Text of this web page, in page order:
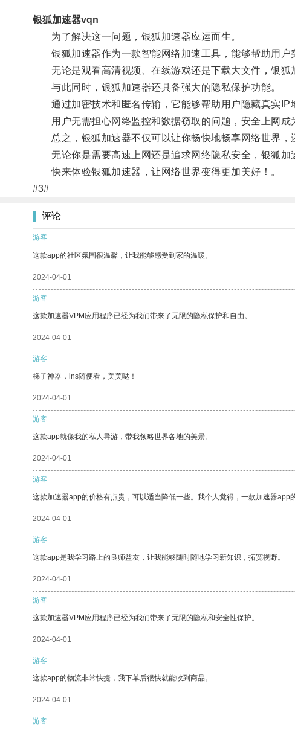
银狐加速器vqn
为了解决这一问题，银狐加速器应运而生。
银狐加速器作为一款智能网络加速工具，能够帮助用户
无论是观看高清视频、在线游戏还是下载大文件，银狐
与此同时，银狐加速器还具备强大的隐私保护功能。
通过加密技术和匿名传输，它能够帮助用户隐藏真实IP
用户无需担心网络监控和数据窃取的问题，安全上网成
总之，银狐加速器不仅可以让你畅快地畅享网络世界，
无论你是需要高速上网还是追求网络隐私安全，银狐加
快来体验银狐加速器，让网络世界变得更加美好！。
#3#
评论
游客
这款app的社区氛围很温馨，让我能够感受到家的温暖。
2024-04-01
游客
这款加速器VPM应用程序已经为我们带来了无限的隐私保护和自由。
2024-04-01
游客
梯子神器，ins随便看，美美哒！
2024-04-01
游客
这款app就像我的私人导游，带我领略世界各地的美景。
2024-04-01
游客
这款加速器app的价格有点贵，可以适当降低一些。我个人觉得，一款加速器app
2024-04-01
游客
这款app是我学习路上的良师益友，让我能够随时随地学习新知识，拓宽视野。
2024-04-01
游客
这款加速器VPM应用程序已经为我们带来了无限的隐私和安全性保护。
2024-04-01
游客
这款app的物流非常快捷，我下单后很快就能收到商品。
2024-04-01
游客